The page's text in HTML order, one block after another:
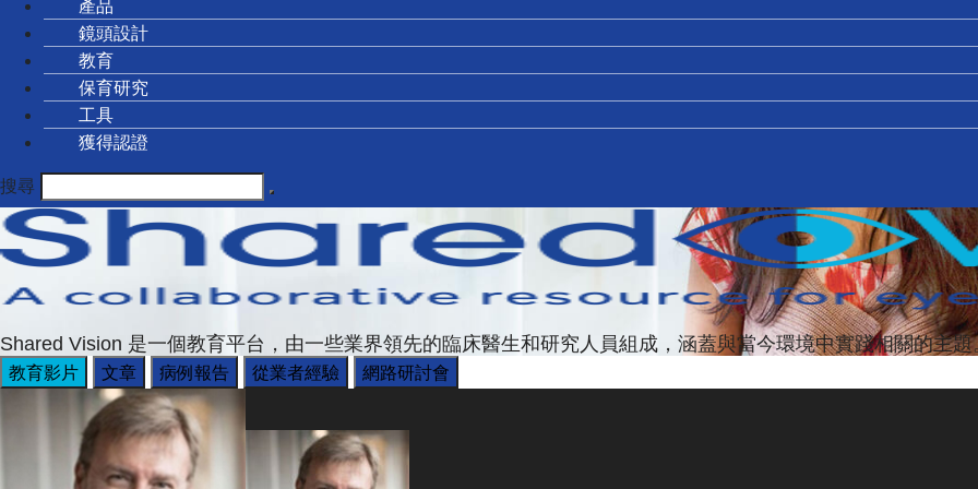
產品
鏡頭設計
教育
保育研究
工具
獲得認證
搜尋
Shared Vision 是一個教育平台，由一些業界領先的臨床醫生和研究人員組成，涵蓋與當今環境中實踐相關的主題
教育影片
文章 病例報告 從業者經驗 網路研討會